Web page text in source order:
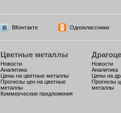
ВКонтакте Одноклассники
Цветные металлы
Новости
Аналитика
Цены на цветные металлы
Прогнозы цен на цветные
металлы
Коммерческие предложения
Новости
Аналитика
Цены на
Прогнозы
металлы